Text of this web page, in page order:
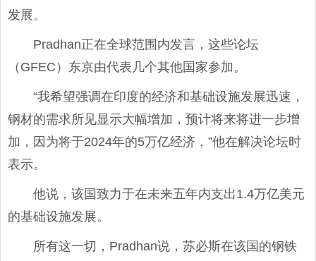
发展。
Pradhan正在全球范围内发言，这些论坛
（GFEC）东京由代表几个其他国家参加。
“我希望强调在印度的经济和基础设施发展迅速，
钢材的需求所见显示大幅增加，预计将来将进一步增
加，因为将于2024年的5万亿经济，”他在解决论坛时
表示。
他说，该国致力于在未来五年内支出1.4万亿美元
的基础设施发展。
所有这一切，Pradhan说，苏必斯在该国的钢铁